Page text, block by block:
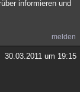
informieren und
melden
30.03.2011 um 19:15